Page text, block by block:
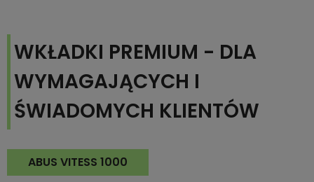
WKŁADKI PREMIUM - DLA
WYMAGAJĄCYCH I
ŚWIADOMYCH KLIENTÓW
ABUS VITESS 1000